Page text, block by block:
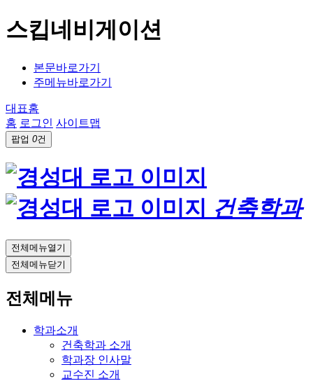
스킵네비게이션
본문바로가기
주메뉴바로가기
대표홈
홈 로그인 사이트맵
팝업 0건
건축학과
전체메뉴열기
전체메뉴닫기
전체메뉴
학과소개
건축학과 소개
학과장 인사말
교수진 소개